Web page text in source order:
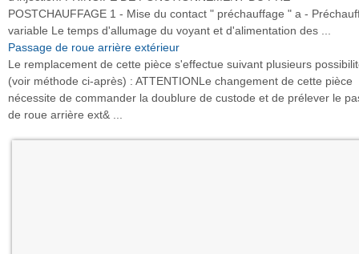
POSTCHAUFFAGE 1 - Mise du contact " préchauffage " a -
variable Le temps d'allumage du voyant et d'alimentation des ...
Passage de roue arrière extérieur
Le remplacement de cette pièce s'effectue suivant plusieurs
(voir méthode ci-après) : ATTENTIONLe changement de cette pièce
nécessite de commander la doublure de custode et de prélever le
de roue arrière ext& ...